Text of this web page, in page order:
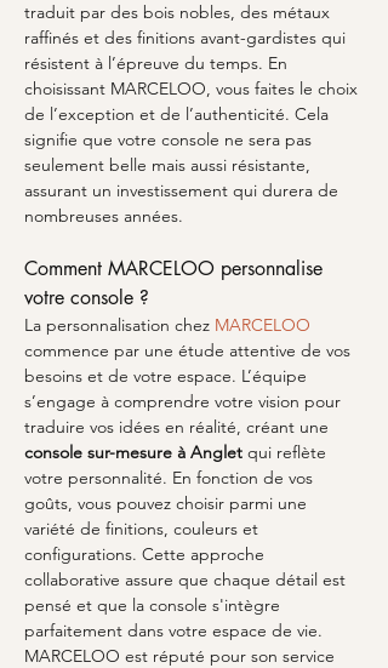
traduit par des bois nobles, des métaux
raffinés et des finitions avant-gardistes qui
résistent à l’épreuve du temps. En
choisissant MARCELOO, vous faites le choix
de l’exception et de l’authenticité. Cela
signifie que votre console ne sera pas
seulement belle mais aussi résistante,
assurant un investissement qui durera de
nombreuses années.
Comment MARCELOO personnalise
votre console ?
La personnalisation chez MARCELOO
commence par une étude attentive de vos
besoins et de votre espace. L’équipe
s’engage à comprendre votre vision pour
traduire vos idées en réalité, créant une
console sur-mesure à Anglet qui reflète
votre personnalité. En fonction de vos
goûts, vous pouvez choisir parmi une
variété de finitions, couleurs et
configurations. Cette approche
collaborative assure que chaque détail est
pensé et que la console s'intègre
parfaitement dans votre espace de vie.
MARCELOO est réputé pour son service